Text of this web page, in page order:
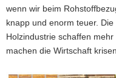
wenn wir beim
knapp und enorm teuer.
Holzindustrie schaffen
machen die Wirtschaft